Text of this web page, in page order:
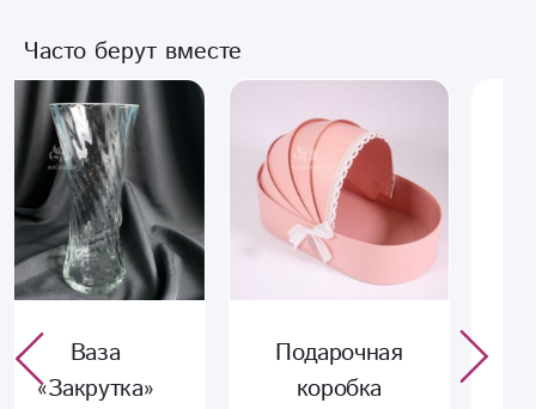
Часто берут вместе
Подарочная
коробка
Ваза «Винил»
Красивая ваза .